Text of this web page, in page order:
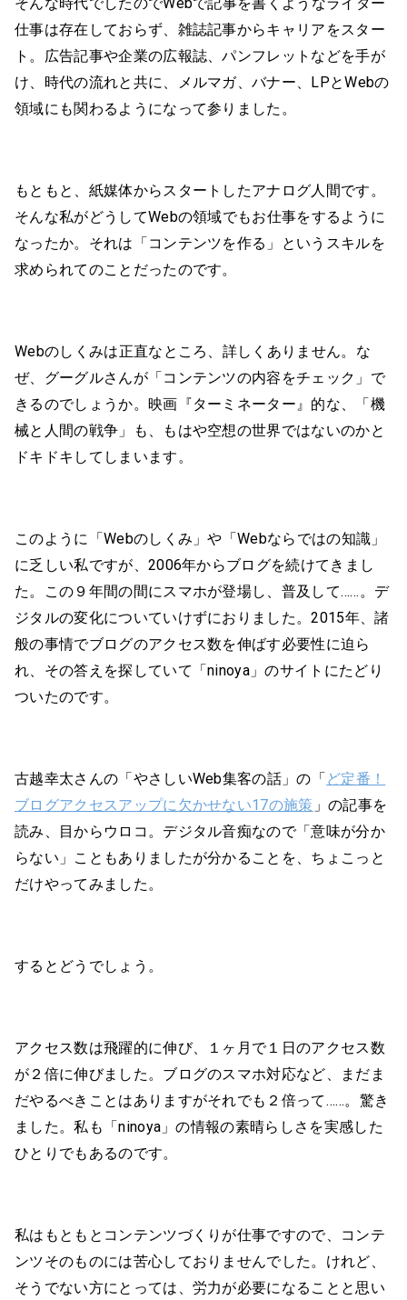
仕事は存在しておらず、雑誌記事からキャリアをスター
ト。広告記事や企業の広報誌、パンフレットなどを手が
け、時代の流れと共に、メルマガ、バナー、LPとWebの
領域にも関わるようになって参りました。
もともと、紙媒体からスタートしたアナログ人間です。
そんな私がどうしてWebの領域でもお仕事をするように
なったか。それは「コンテンツを作る」というスキルを
求められてのことだったのです。
Webのしくみは正直なところ、詳しくありません。な
ぜ、グーグルさんが「コンテンツの内容をチェック」で
きるのでしょうか。映画『ターミネーター』的な、「機
械と人間の戦争」も、もはや空想の世界ではないのかと
ドキドキしてしまいます。
このように「Webのしくみ」や「Webならではの知識」
に乏しい私ですが、2006年からブログを続けてきまし
た。この９年間の間にスマホが登場し、普及して……。デ
ジタルの変化についていけずにおりました。2015年、諸
般の事情でブログのアクセス数を伸ばす必要性に迫ら
れ、その答えを探していて「ninoya」のサイトにたどり
ついたのです。
古越幸太さんの「やさしいWeb集客の話」の「 ど定番！
ブログアクセスアップに欠かせない17の施策 」の記事を
読み、目からウロコ。デジタル音痴なので「意味が分か
らない」こともありましたが分かることを、ちょこっと
だけやってみました。
するとどうでしょう。
アクセス数は飛躍的に伸び、１ヶ月で１日のアクセス数
が２倍に伸びました。ブログのスマホ対応など、まだま
だやるべきことはありますがそれでも２倍って……。驚き
ました。私も「ninoya」の情報の素晴らしさを実感した
ひとりでもあるのです。
私はもともとコンテンツづくりが仕事ですので、コンテ
ンツそのものには苦心しておりませんでした。けれど、
そうでない方にとっては、労力が必要になることと思い